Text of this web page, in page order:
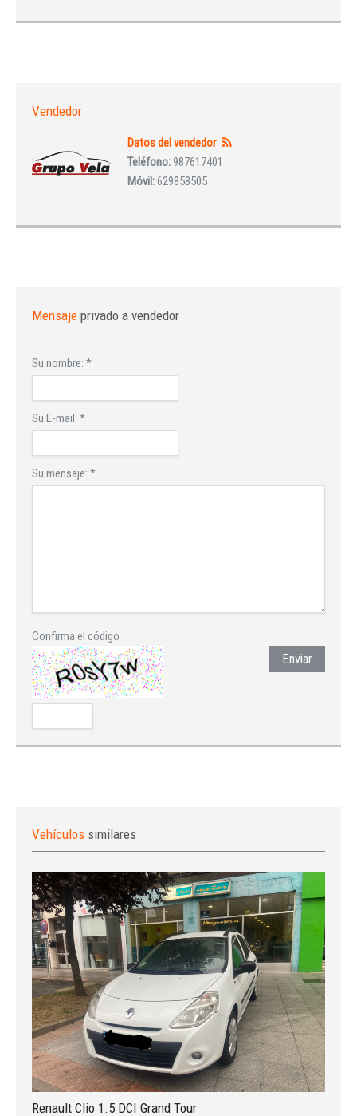
Vendedor
Datos del vendedor
Teléfono:987617401
Móvil:629858505
Mensaje privado a vendedor
Su nombre: *
Su E-mail: *
Su mensaje: *
Confirma el código
Enviar
Vehículos similares
Renault Clio 1.5 DCI Grand Tour